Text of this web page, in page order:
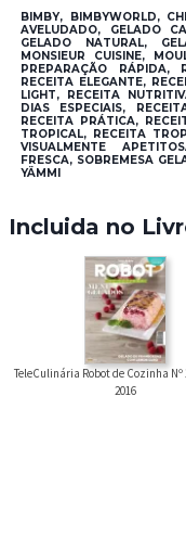
BIMBY, BIMBYWORLD,
AVELUDADO, GELADO
GELADO NATURAL,
MONSIEUR CUISINE,
PREPARAÇÃO RÁPIDA,
RECEITA ELEGANTE,
LIGHT, RECEITA
DIAS ESPECIAIS,
RECEITA PRÁTICA,
TROPICAL, RECEITA
VISUALMENTE
FRESCA, SOBREMESA
YÄMMI
Incluida no
TeleCulinária Robot de Cozinha Nº
2016